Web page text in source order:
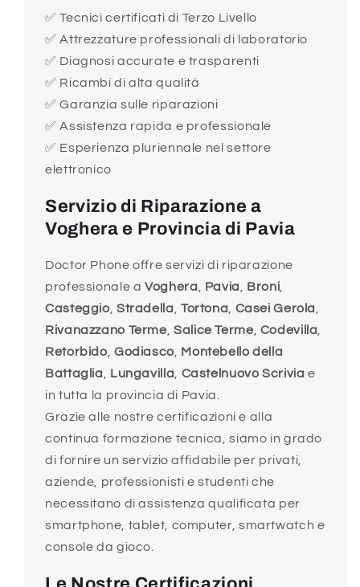
✅ Tecnici certificati di Terzo Livello
✅ Attrezzature professionali di laboratorio
✅ Diagnosi accurate e trasparenti
✅ Ricambi di alta qualità
✅ Garanzia sulle riparazioni
✅ Assistenza rapida e professionale
✅ Esperienza pluriennale nel settore
elettronico
Servizio di Riparazione a
Voghera e Provincia di Pavia
Doctor Phone offre servizi di riparazione
professionale aVoghera Pavia Broni
Casteggio Stradella Tortona Casei Gerola
Rivanazzano Terme Salice Terme Codevilla
Retorbido Godiasco
Montebello della
Battaglia
Lungavilla Castelnuovo Scrivia e
in tutta la provincia di Pavia.
Grazie alle nostre certificazioni e alla
continua formazione tecnica, siamo in grado
di fornire un servizio affidabile per privati,
aziende, professionisti e studenti che
necessitano di assistenza qualificata per
smartphone, tablet, computer, smartwatch e
console da gioco.